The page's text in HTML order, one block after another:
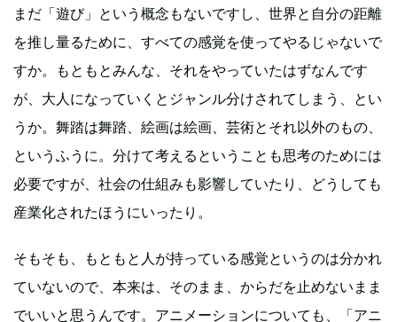
まだ「遊び」という概念もないですし、世界と自分の距離
を推し量るために、すべての感覚を使ってやるじゃないで
すか。もともとみんな、それをやっていたはずなんです
が、大人になっていくとジャンル分けされてしまう、とい
うか。舞踏は舞踏、絵画は絵画、芸術とそれ以外のもの、
というふうに。分けて考えるということも思考のためには
必要ですが、社会の仕組みも影響していたり、どうしても
産業化されたほうにいったり。
そもそも、もともと人が持っている感覚というのは分かれ
ていないので、本来は、そのまま、からだを止めないまま
でいいと思うんです。アニメーションについても、「アニ